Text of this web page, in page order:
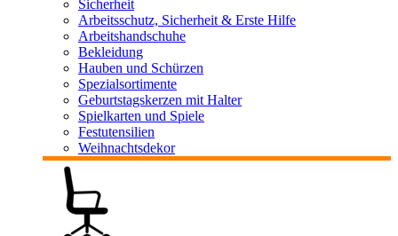
Sicherheit
Arbeitsschutz, Sicherheit & Erste Hilfe
Arbeitshandschuhe
Bekleidung
Hauben und Schürzen
Spezialsortimente
Geburtstagskerzen mit Halter
Spielkarten und Spiele
Festutensilien
Weihnachtsdekor